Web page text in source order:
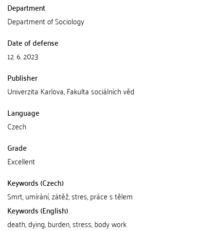
Department
Department of Sociology
Date of defense
12. 6. 2023
Publisher
Univerzita Karlova, Fakulta sociálních věd
Language
Czech
Grade
Excellent
Keywords (Czech)
Smrt, umírání, zátěž, stres, práce s tělem
Keywords (English)
death, dying, burden, stress, body work